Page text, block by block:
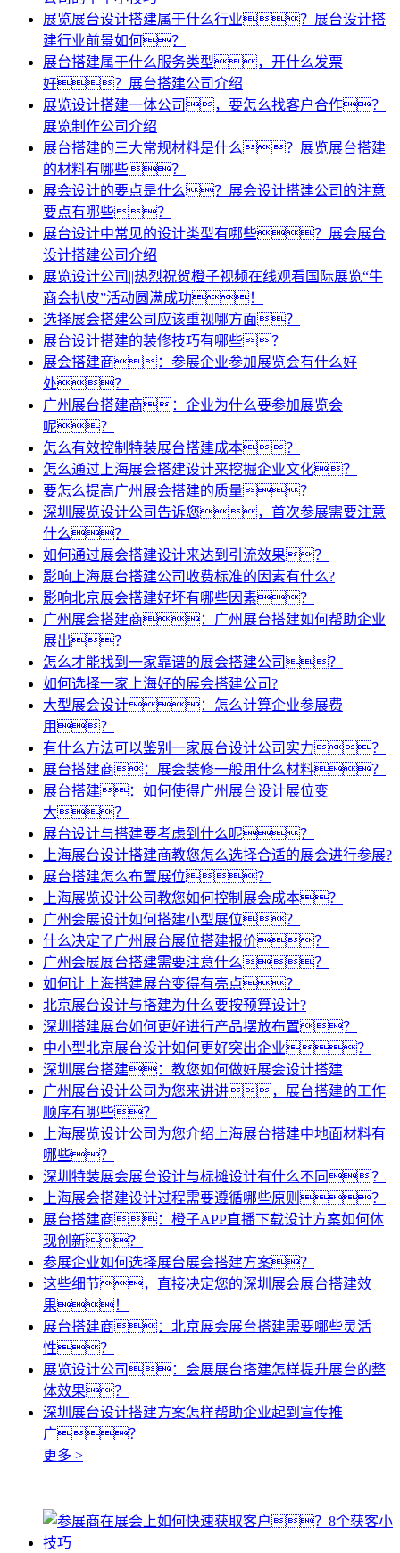
展览展台设计搭建属于什么行业？展台设计搭
建行业前景如何？
展台搭建属于什么服务类型，开什么发票
好？展台搭建公司介绍
展览设计搭建一体公司，要怎么找客户合作？
展览制作公司介绍
展台搭建的三大常规材料是什么？展览展台搭建
的材料有哪些？
展会设计的要点是什么？展会设计搭建公司的注意
要点有哪些？
展台设计中常见的设计类型有哪些？展会展台
设计搭建公司介绍
展览设计公司||热烈祝贺橙子视频在线观看国际展览“牛
商会扒皮”活动圆满成功！
选择展会搭建公司应该重视哪方面？
展台设计搭建的装修技巧有哪些？
展会搭建商：参展企业参加展览会有什么好
处？
广州展台搭建商：企业为什么要参加展览会
呢？
怎么有效控制特装展台搭建成本？
怎么通过上海展会搭建设计来挖掘企业文化？
要怎么提高广州展会搭建的质量？
深圳展览设计公司告诉您，首次参展需要注意
什么？
如何通过展会搭建设计来达到引流效果？
影响上海展台搭建公司收费标准的因素有什么?
影响北京展会搭建好坏有哪些因素？
广州展会搭建商：广州展台搭建如何帮助企业
展出？
怎么才能找到一家靠谱的展会搭建公司？
如何选择一家上海好的展会搭建公司?
大型展会设计：怎么计算企业参展费
用？
有什么方法可以鉴别一家展台设计公司实力？
展台搭建商：展会装修一般用什么材料？
展台搭建：如何使得广州展台设计展位变
大？
展台设计与搭建要考虑到什么呢？
上海展台设计搭建商教您怎么选择合适的展会进行参展?
展台搭建怎么布置展位？
上海展览设计公司教您如何控制展会成本？
广州会展设计如何搭建小型展位？
什么决定了广州展台展位搭建报价？
广州会展展台搭建需要注意什么？
如何让上海搭建展台变得有亮点？
北京展台设计与搭建为什么要按预算设计?
深圳搭建展台如何更好进行产品摆放布置？
中小型北京展台设计如何更好突出企业？
深圳展台搭建：教您如何做好展会设计搭建
广州展台设计公司为您来讲讲，展台搭建的工作
顺序有哪些？
上海展览设计公司为您介绍上海展台搭建中地面材料有
哪些？
深圳特装展会展台设计与标摊设计有什么不同？
上海展会搭建设计过程需要遵循哪些原则？
展台搭建商：橙子APP直播下载设计方案如何体
现创新？
参展企业如何选择展台展会搭建方案？
这些细节，直接决定您的深圳展会展台搭建效
果！
展台搭建商：北京展会展台搭建需要哪些灵活
性？
展览设计公司：会展展台搭建怎样提升展台的整
体效果？
深圳展台设计搭建方案怎样帮助企业起到宣传推
广？
更多 >